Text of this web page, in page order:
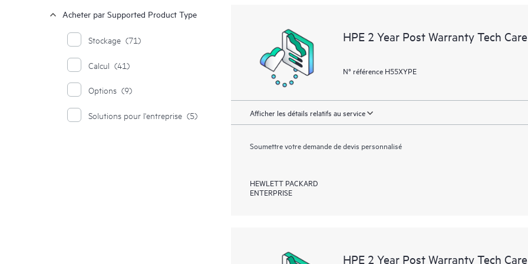
nouveaux outils en libre-service
de connaissances dûment
Acheter par Supported Product Type
Stockage (71)
Calcul (41)
Options (9)
Solutions pour l'entreprise (5)
HPE 2 Year Post Warranty Tech
N° référence H55XYPE
Afficher les détails relatifs au service
Soumettre votre demande de devis personnalisé
HEWLETT PACKARD
ENTERPRISE
HPE 2 Year Post Warranty Tech